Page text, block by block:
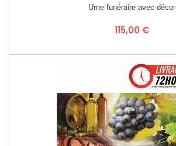
Urne funéraire avec décor
Prix
115,00 €